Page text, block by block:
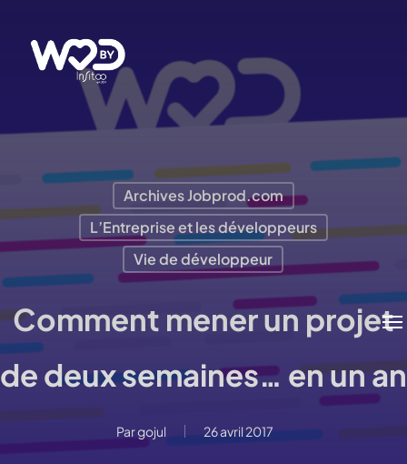
contenu
principal
Archives Jobprod.com
L’Entreprise et les développeurs
Vie de développeur
Comment mener un projet
de deux semaines… en un an
Pargojul 26 avril 2017